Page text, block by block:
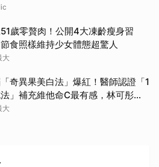
歲零贅肉！公開4大凍齡瘦身習
食照樣維持少女體態超驚人
大
奇異果美白法」爆紅！醫師認證「1
」補充維他命C最有感，林可彤自
著吃
大